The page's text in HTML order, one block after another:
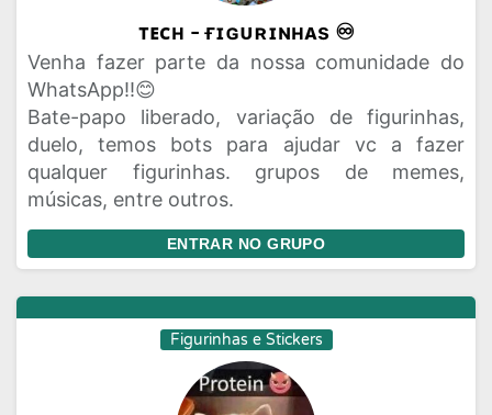
ᴛᴇᴄʜ - ғɪɢᴜʀɪɴʜᴀs ♾️
Venha fazer parte da nossa comunidade do
WhatsApp!!😊
Bate-papo liberado, variação de figurinhas,
duelo, temos bots para ajudar vc a fazer
qualquer figurinhas. grupos de memes,
músicas, entre outros.
ENTRAR NO GRUPO
Figurinhas e Stickers